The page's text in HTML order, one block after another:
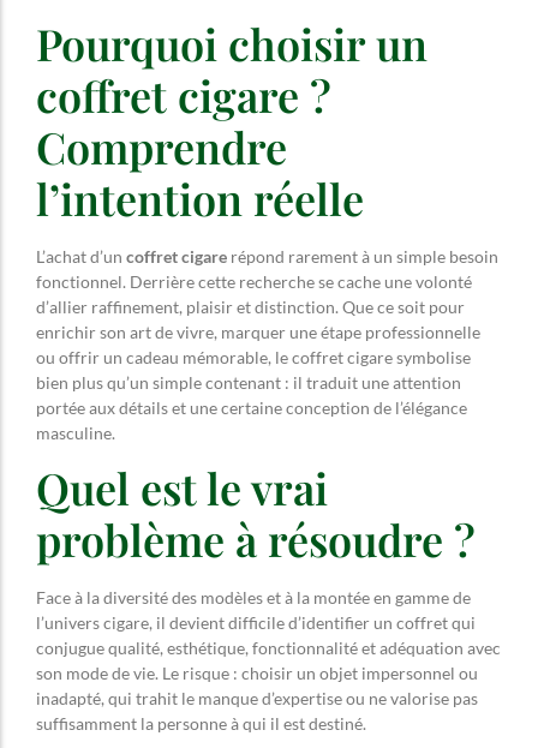
Pourquoi choisir un
coffret cigare ?
Comprendre
l’intention réelle
L’achat d’un coffret cigare répond rarement à un simple besoin
fonctionnel. Derrière cette recherche se cache une volonté
d’allier raffinement, plaisir et distinction. Que ce soit pour
enrichir son art de vivre, marquer une étape professionnelle
ou offrir un cadeau mémorable, le coffret cigare symbolise
bien plus qu’un simple contenant : il traduit une attention
portée aux détails et une certaine conception de l’élégance
masculine.
Quel est le vrai
problème à résoudre ?
Face à la diversité des modèles et à la montée en gamme de
l’univers cigare, il devient difficile d’identifier un coffret qui
conjugue qualité, esthétique, fonctionnalité et adéquation avec
son mode de vie. Le risque : choisir un objet impersonnel ou
inadapté, qui trahit le manque d’expertise ou ne valorise pas
suffisamment la personne à qui il est destiné.